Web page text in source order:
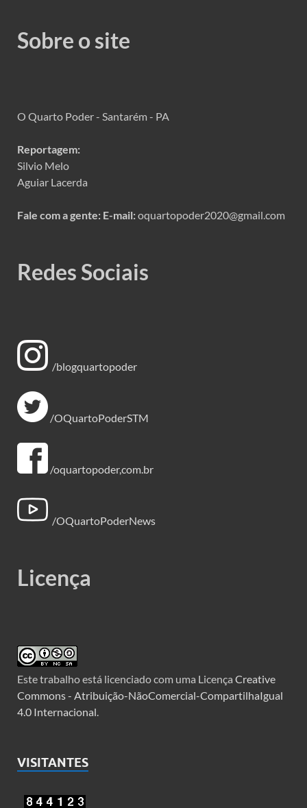
Sobre o site
O Quarto Poder - Santarém - PA
Reportagem:
Silvio Melo
Aguiar Lacerda
Fale com a gente: E-mail:oquartopoder2020@gmail.com
Redes Sociais
/blogquartopoder
/OQuartoPoderSTM
/oquartopoder,com.br
/OQuartoPoderNews
Licença
Este trabalho está licenciado com uma Licença Creative
Commons - Atribuição-NãoComercial-CompartilhaIgual
4.0 Internacional
VISITANTES